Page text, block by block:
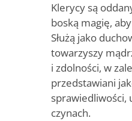
Klerycy są
boską magię,
Służą jako
towarzyszy
i zdolności, w
przedstawiani
sprawiedliwości,
czynach.